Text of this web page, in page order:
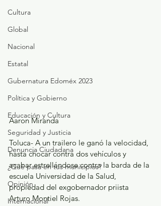
Cultura
Global
Nacional
Estatal
Gubernatura Edoméx 2023
Política y Gobierno
Educación y Cultura
Seguridad y Justicia
Denuncia Ciudadana
¿Qué pasa en tus municipios?
Opinión
Internacional
Aaron Miranda
Toluca- A un trailero le ganó la velocidad,
hasta chocar contra dos vehículos y
acabar estrellándose contra la barda de la
escuela Universidad de la Salud,
propiedad del exgobernador priista
Arturo Montiel Rojas.